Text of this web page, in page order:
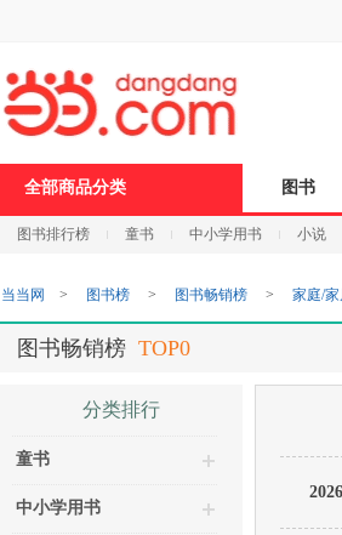
全部商品分类 图书
图书排行榜 童书 中小学用书 小说
打
开
无
障
页
加
当当网 > 图书榜 > 图书畅销榜 > 家庭/
图书畅销榜 TOP0
分类排行
童书
中小学用书